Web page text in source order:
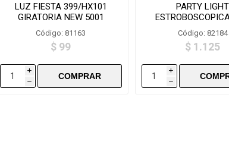
LUZ FIESTA 399/HX101
GIRATORIA NEW 5001
Código: 81163
$ 99
i
h
PARTY LIGHT
CONTROLCódigo: 82184
$ 1.125
i
h